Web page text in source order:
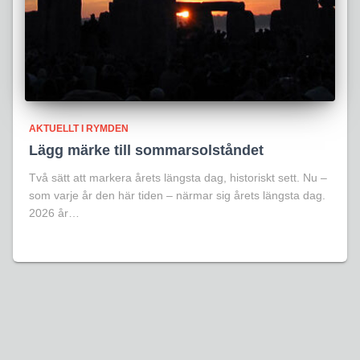
AKTUELLT I RYMDEN
Lägg märke till sommarsolståndet
Två sätt att markera årets längsta dag, historiskt sett. Nu –
som varje år den här tiden – närmar sig årets längsta dag.
2026 år…